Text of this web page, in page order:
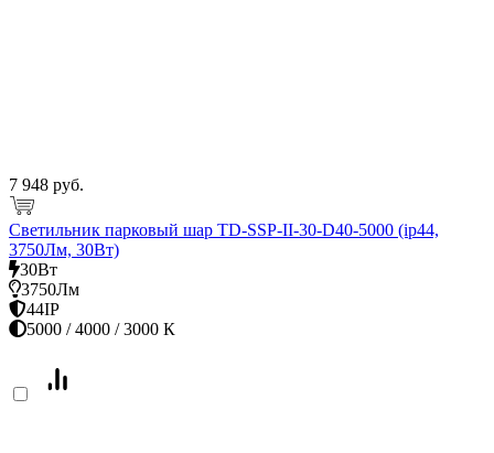
7 948 руб.
Светильник парковый шар TD-SSP-II-30-D40-5000 (ip44,
3750Лм, 30Вт)
30Вт
3750Лм
44IP
5000 / 4000 / 3000 К